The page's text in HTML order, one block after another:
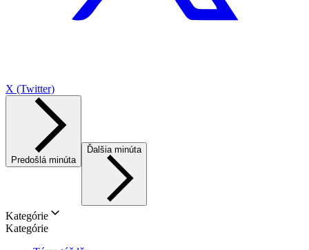
X (Twitter)
Predošlá minúta
Ďalšia minúta
Kategórie
Kategórie